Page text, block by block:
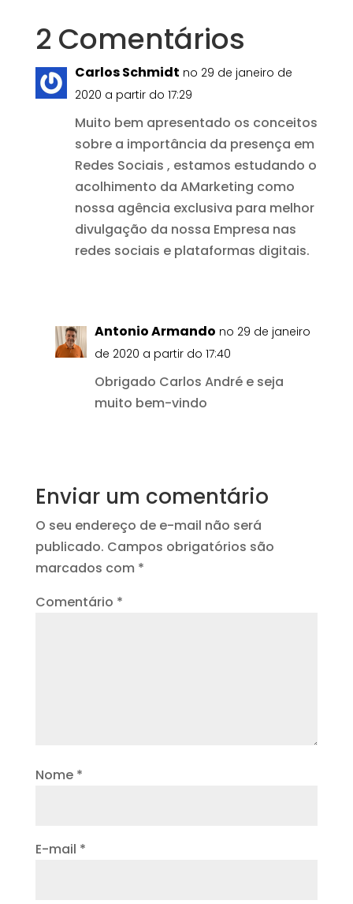
2 Comentários
Carlos Schmidt no 29 de janeiro de
2020 a partir do 17:29
Muito bem apresentado os conceitos
sobre a importância da presença em
Redes Sociais , estamos estudando o
acolhimento da AMarketing como
nossa agência exclusiva para melhor
divulgação da nossa Empresa nas
redes sociais e plataformas digitais.
Antonio Armando no 29 de janeiro
de 2020 a partir do 17:40
Obrigado Carlos André e seja
muito bem-vindo
Enviar um comentário
O seu endereço de e-mail não será
publicado. Campos obrigatórios são
marcados com *
Comentário *
Nome *
E-mail *